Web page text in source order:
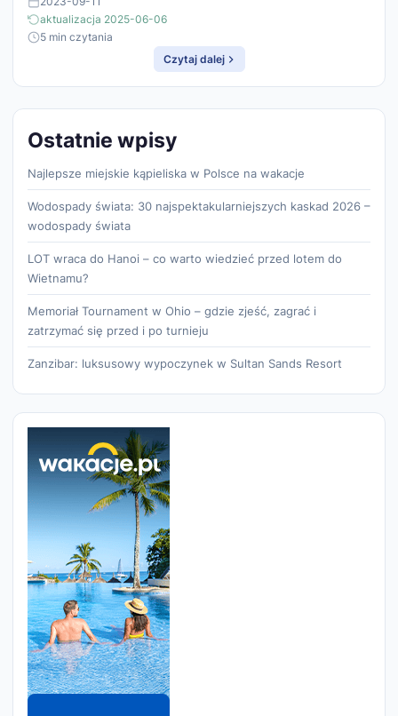
aktualizacja 2025-06-06
5 min czytania
Czytaj dalej
Ostatnie wpisy
Najlepsze miejskie kąpieliska w Polsce na wakacje
Wodospady świata: 30 najspektakularniejszych kaskad 2026 –
wodospady świata
LOT wraca do Hanoi – co warto wiedzieć przed lotem do
Wietnamu?
Memoriał Tournament w Ohio – gdzie zjeść, zagrać i
zatrzymać się przed i po turnieju
Zanzibar: luksusowy wypoczynek w Sultan Sands Resort